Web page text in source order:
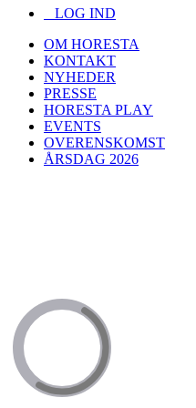
LOG IND
OM HORESTA
KONTAKT
NYHEDER
PRESSE
HORESTA PLAY
EVENTS
OVERENSKOMST
ÅRSDAG 2026